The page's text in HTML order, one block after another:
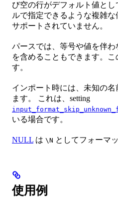
び空の行がデフォルト値と
ルで指定できるような複雑
サポートされていません。
パースでは、等号や値を伴わ
を含めることもできます。
す。
インポート時には、未知の
ます。 これは、setting
いる場合です。
NULL は \N としてフォーマ
使用例